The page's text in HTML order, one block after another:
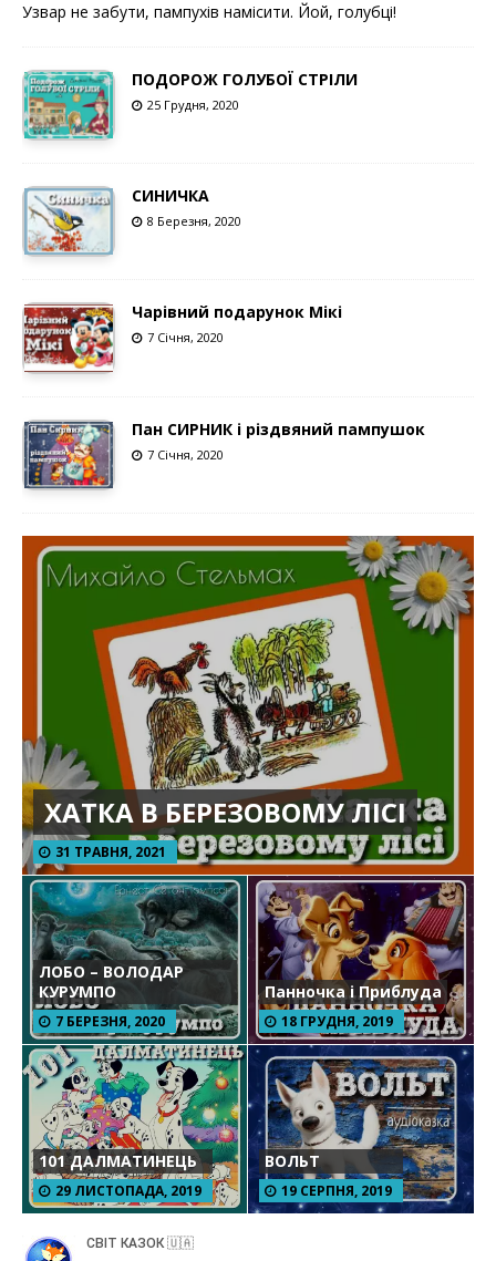
Узвар не забути, пампухів намісити. Йой, голубці!
ПОДОРОЖ ГОЛУБОЇ СТРІЛИ
25 Грудня, 2020
СИНИЧКА
8 Березня, 2020
Чарівний подарунок Мікі
7 Січня, 2020
Пан СИРНИК і різдвяний пампушок
7 Січня, 2020
ХАТКА В БЕРЕЗОВОМУ ЛІСІ
31 ТРАВНЯ, 2021
ЛОБО – ВОЛОДАР
КУРУМПО
7 БЕРЕЗНЯ, 2020
Панночка і Приблуда
18 ГРУДНЯ, 2019
101 ДАЛМАТИНЕЦЬ
29 ЛИСТОПАДА, 2019
ВОЛЬТ
19 СЕРПНЯ, 2019